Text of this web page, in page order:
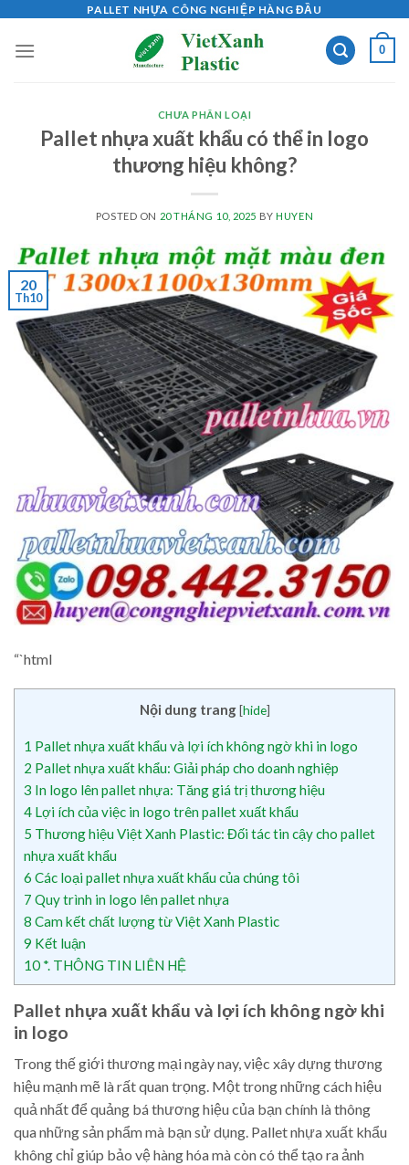
content
PALLET NHỰA CÔNG NGHIỆP HÀNG ĐẦU
0
CHƯA PHÂN LOẠI
Pallet nhựa xuất khẩu có thể in logo
thương hiệu không?
POSTED ON 20 THÁNG 10, 2025 BYHUYEN
20
Th10
“`html
Nội dung trang [hide]
1 Pallet nhựa xuất khẩu và lợi ích không ngờ khi in logo
2 Pallet nhựa xuất khẩu: Giải pháp cho doanh nghiệp
3 In logo lên pallet nhựa: Tăng giá trị thương hiệu
4 Lợi ích của việc in logo trên pallet xuất khẩu
5 Thương hiệu Việt Xanh Plastic: Đối tác tin cậy cho pallet
nhựa xuất khẩu
6 Các loại pallet nhựa xuất khẩu của chúng tôi
7 Quy trình in logo lên pallet nhựa
8 Cam kết chất lượng từ Việt Xanh Plastic
9 Kết luận
10 *. THÔNG TIN LIÊN HỆ
Pallet nhựa xuất khẩu và lợi ích không ngờ khi
in logo
Trong thế giới thương mại ngày nay, việc xây dựng thương
hiệu mạnh mẽ là rất quan trọng. Một trong những cách hiệu
quả nhất để quảng bá thương hiệu của bạn chính là thông
qua những sản phẩm mà bạn sử dụng. Pallet nhựa xuất khẩu
không chỉ giúp bảo vệ hàng hóa mà còn có thể tạo ra ảnh